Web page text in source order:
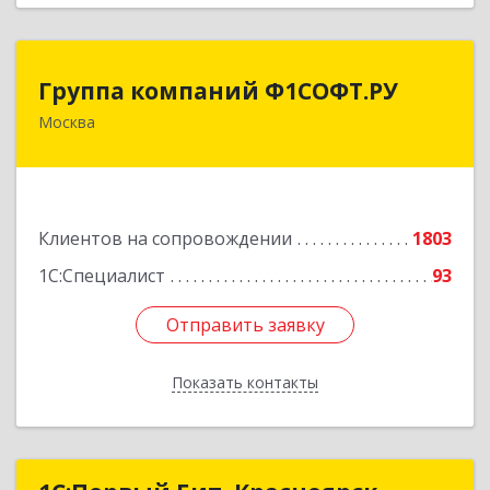
Группа компаний Ф1СОФТ.РУ
Москва
Клиентов на сопровождении
1803
1С:Специалист
93
Отправить заявку
Показать контакты
Группа компаний Ф1СОФТ.РУ
101000, Москва г, Лубянский проезд, дом №
Отправить заявку
Назад